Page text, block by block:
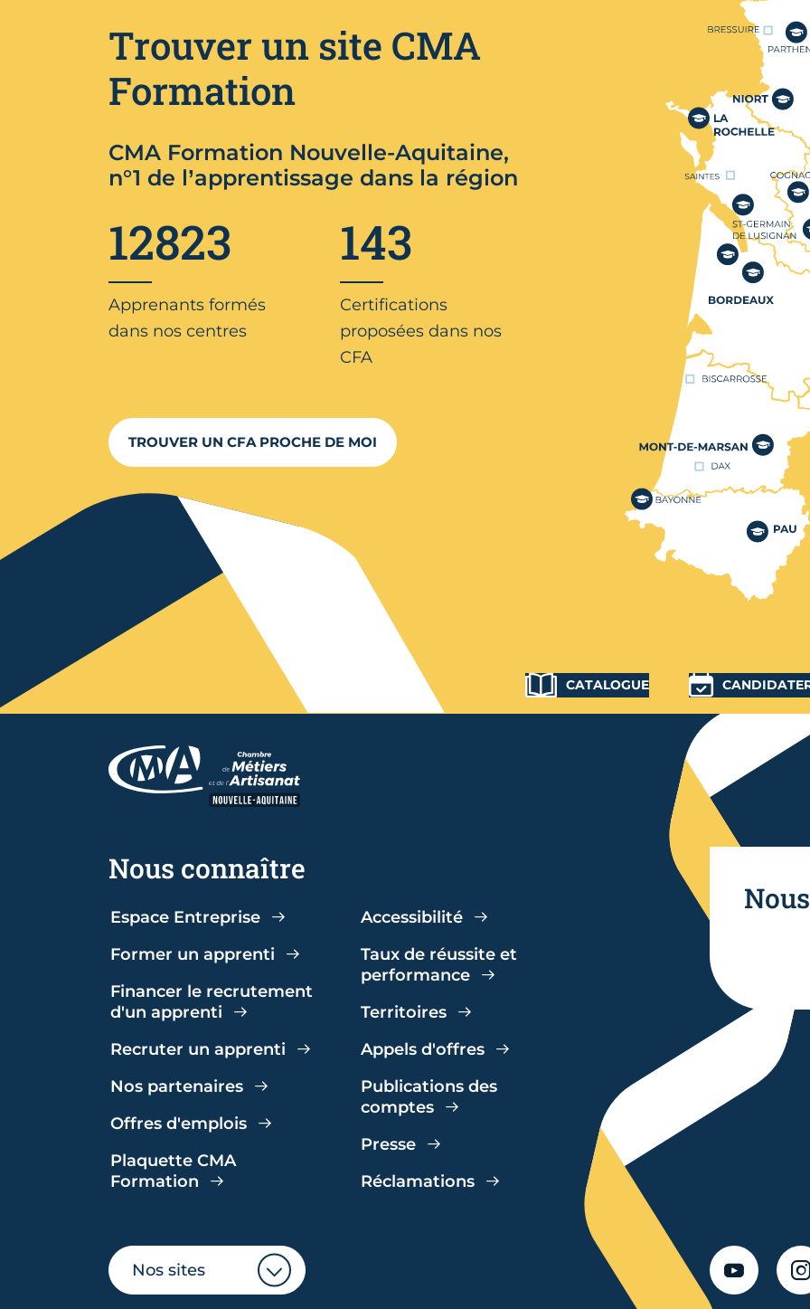
Trouver un site CMA
Formation
CMA Formation Nouvelle-Aquitaine,
n°1 de l’apprentissage dans la région
12823
Apprenants formés
dans nos centres
143
Certifications
proposées dans nos
CFA
TROUVER UN CFA PROCHE DE MOI
CATALOGUE
Nous connaître
Espace Entreprise
Former un apprenti
Financer le recrutement
d'un apprenti
Recruter un apprenti
Nos partenaires
Offres d'emplois
Plaquette CMA
Formation
Accessibilité
Taux de réussite et
performance
Territoires
Appels d'offres
Publications des
comptes
Presse
Réclamations
Nos sites YOUTUBE